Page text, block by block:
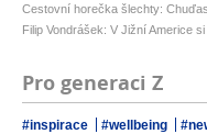
Cestovní horečka šlechty:
Filip Vondrášek: V Jižní Americe
Pro generaci Z
#inspirace #wellbeing